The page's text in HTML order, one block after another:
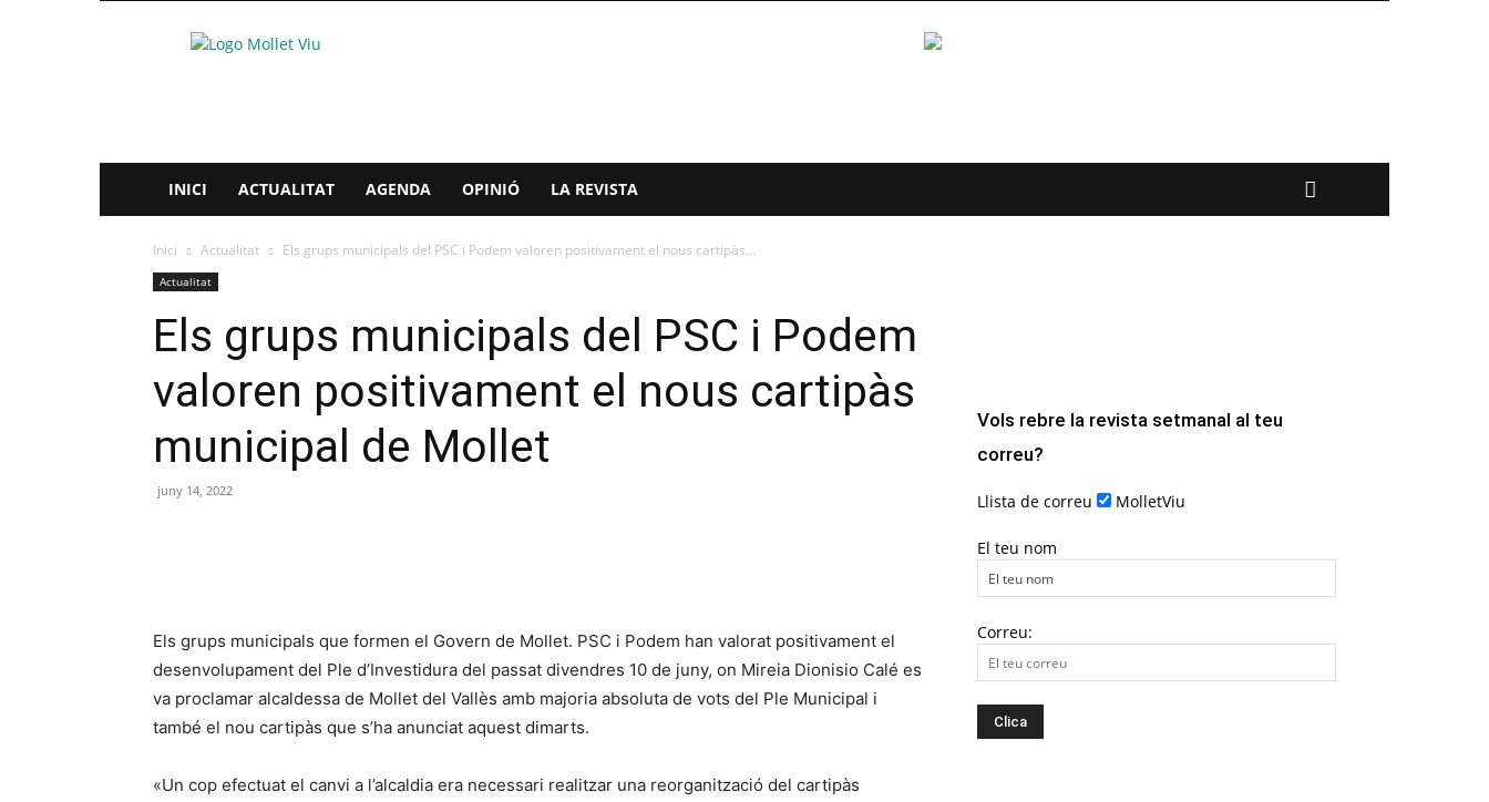
Mollet
INICI ACTUALITAT AGENDA OPINIÓ LA REVISTA
Inici Actualitat Els grups municipals del PSC i Podem valoren positivament el nous cartipàs...
Actualitat
Els grups municipals del PSC i Podem
valoren positivament el nous cartipàs
municipal de Mollet
juny 14, 2022
Els grups municipals que formen el Govern de Mollet. PSC i Podem han valorat positivament el
desenvolupament del Ple d’Investidura del passat divendres 10 de juny, on Mireia Dionisio Calé es
va proclamar alcaldessa de Mollet del Vallès amb majoria absoluta de vots del Ple Municipal i
també el nou cartipàs que s’ha anunciat aquest dimarts.
«Un cop efectuat el canvi a l’alcaldia era necessari realitzar una reorganització del cartipàs
Vols rebre la revista setmanal al teu
correu?
Llista de correu MolletViu
El teu nom
Correu: